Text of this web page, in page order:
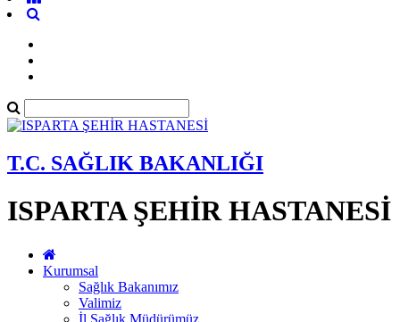
T.C. SAĞLIK BAKANLIĞI
ISPARTA ŞEHİR HASTANESİ
Kurumsal
Sağlık Bakanımız
Valimiz
İl Sağlık Müdürümüz